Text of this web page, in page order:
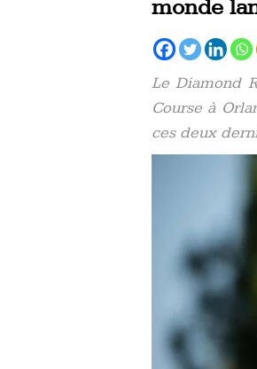
monde
Le Diamond
Course à
ces deux